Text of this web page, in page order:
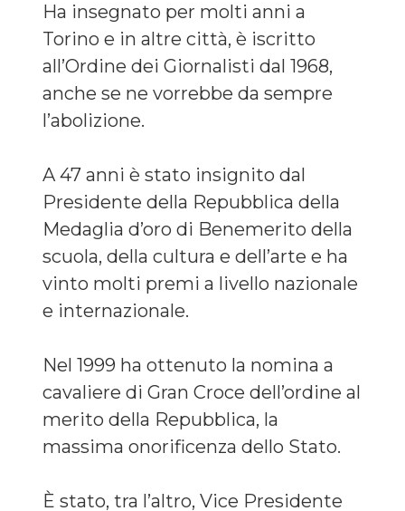
Ha insegnato per molti anni a
Torino e in altre città, è iscritto
all’Ordine dei Giornalisti dal 1968,
anche se ne vorrebbe da sempre
l’abolizione.
A 47 anni è stato insignito dal
Presidente della Repubblica della
Medaglia d’oro di Benemerito della
scuola, della cultura e dell’arte e ha
vinto molti premi a livello nazionale
e internazionale.
Nel 1999 ha ottenuto la nomina a
cavaliere di Gran Croce dell’ordine al
merito della Repubblica, la
massima onorificenza dello Stato.
È stato, tra l’altro, Vice Presidente